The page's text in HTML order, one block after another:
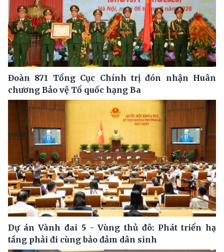
Đoàn 871 Tổng Cục Chính trị đón nhận Huân
chương Bảo vệ Tổ quốc hạng Ba
Dự án Vành đai 5 - Vùng thủ đô: Phát triển hạ
tầng phải đi cùng bảo đảm dân sinh